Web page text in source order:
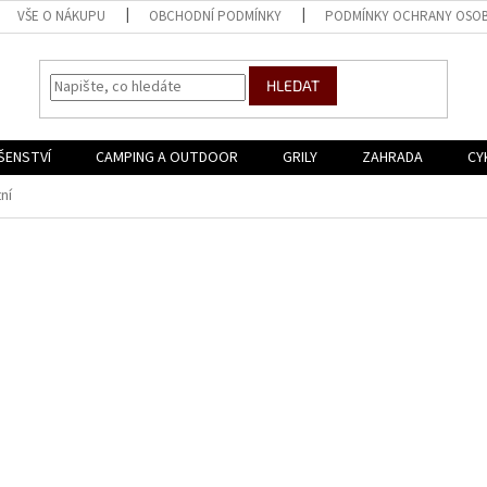
VŠE O NÁKUPU OBCHODNÍ PODMÍNKY PODMÍNKY OCHRANY
HLEDAT
CAMPING A OUTDOOR GRILY ZAHRADA